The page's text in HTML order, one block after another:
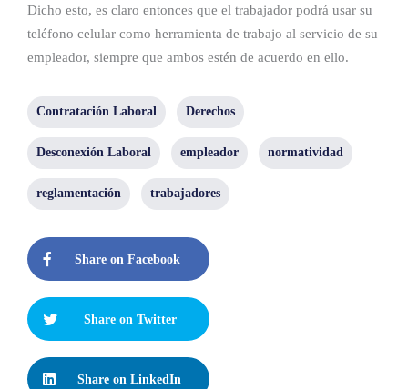
Dicho esto, es claro entonces que el trabajador podrá usar su
teléfono celular como herramienta de trabajo al servicio de su
empleador, siempre que ambos estén de acuerdo en ello.
Contratación Laboral Derechos
Desconexión Laboral empleador normatividad
reglamentación trabajadores
Share on Facebook
Share on Twitter
Share on LinkedIn